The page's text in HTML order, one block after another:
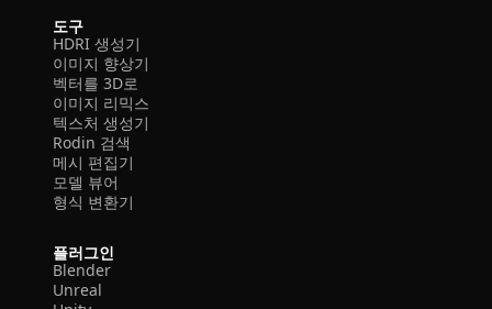
도구
HDRI 생성기
이미지 향상기
벡터를 3D로
이미지 리믹스
텍스처 생성기
Rodin 검색
메시 편집기
모델 뷰어
형식 변환기
플러그인
Blender
Unreal